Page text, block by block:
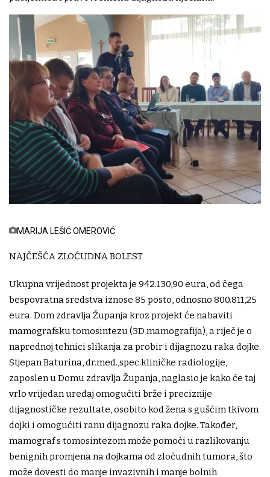
MARIJA LEŠIĆ OMEROVIĆ
NAJČEŠĆA ZLOĆUDNA BOLEST
Ukupna vrijednost projekta je 942.130,90 eura, od čega
bespovratna sredstva iznose 85 posto, odnosno 800.811,25
eura. Dom zdravlja Županja kroz projekt će nabaviti
mamografsku tomosintezu (3D mamografija), a riječ je o
naprednoj tehnici slikanja za probir i dijagnozu raka dojke.
Stjepan Baturina, dr.med.,spec.kliničke radiologije,
zaposlen u Domu zdravlja Županja, naglasio je kako će taj
vrlo vrijedan uređaj omogućiti brže i preciznije
dijagnostičke rezultate, osobito kod žena s gušćim tkivom
dojki i omogućiti ranu dijagnozu raka dojke. Također,
mamograf s tomosintezom može pomoći u razlikovanju
benignih promjena na dojkama od zloćudnih tumora, što
može dovesti do manje invazivnih i manje bolnih